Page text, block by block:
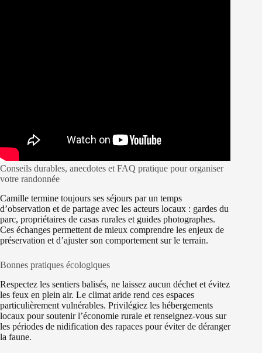
Conseils durables, anecdotes et FAQ pratique pour organiser
votre randonnée
Camille termine toujours ses séjours par un temps
d’observation et de partage avec les acteurs locaux : gardes du
parc, propriétaires de casas rurales et guides photographes.
Ces échanges permettent de mieux comprendre les enjeux de
préservation et d’ajuster son comportement sur le terrain.
Bonnes pratiques écologiques
Respectez les sentiers balisés, ne laissez aucun déchet et évitez
les feux en plein air. Le climat aride rend ces espaces
particulièrement vulnérables. Privilégiez les hébergements
locaux pour soutenir l’économie rurale et renseignez-vous sur
les périodes de nidification des rapaces pour éviter de déranger
la faune.